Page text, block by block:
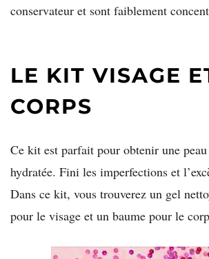
conservateur et sont faiblement
LE KIT VISAGE
CORPS
Ce kit est parfait pour obtenir une
hydratée. Fini les imperfections et
Dans ce kit, vous trouverez un gel
pour le visage et un baume pour le